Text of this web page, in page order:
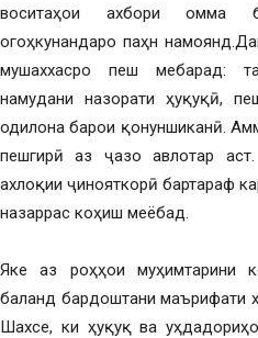
воситаҳои ахбори омма
огоҳкунандаро паҳн
мушаххасро пеш мебарад:
намудани назорати ҳуқуқӣ,
одилона барои қонуншиканӣ.
пешгирӣ аз ҷазо авлотар
ахлоқии ҷинояткорӣ бартараф
назаррас коҳиш меёбад.
Яке аз роҳҳои муҳимтарини
баланд бардоштани маърифати
Шахсе, ки ҳуқуқ ва